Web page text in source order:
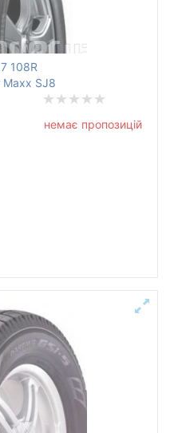
108R
Maxx SJ8
немає пропозицій